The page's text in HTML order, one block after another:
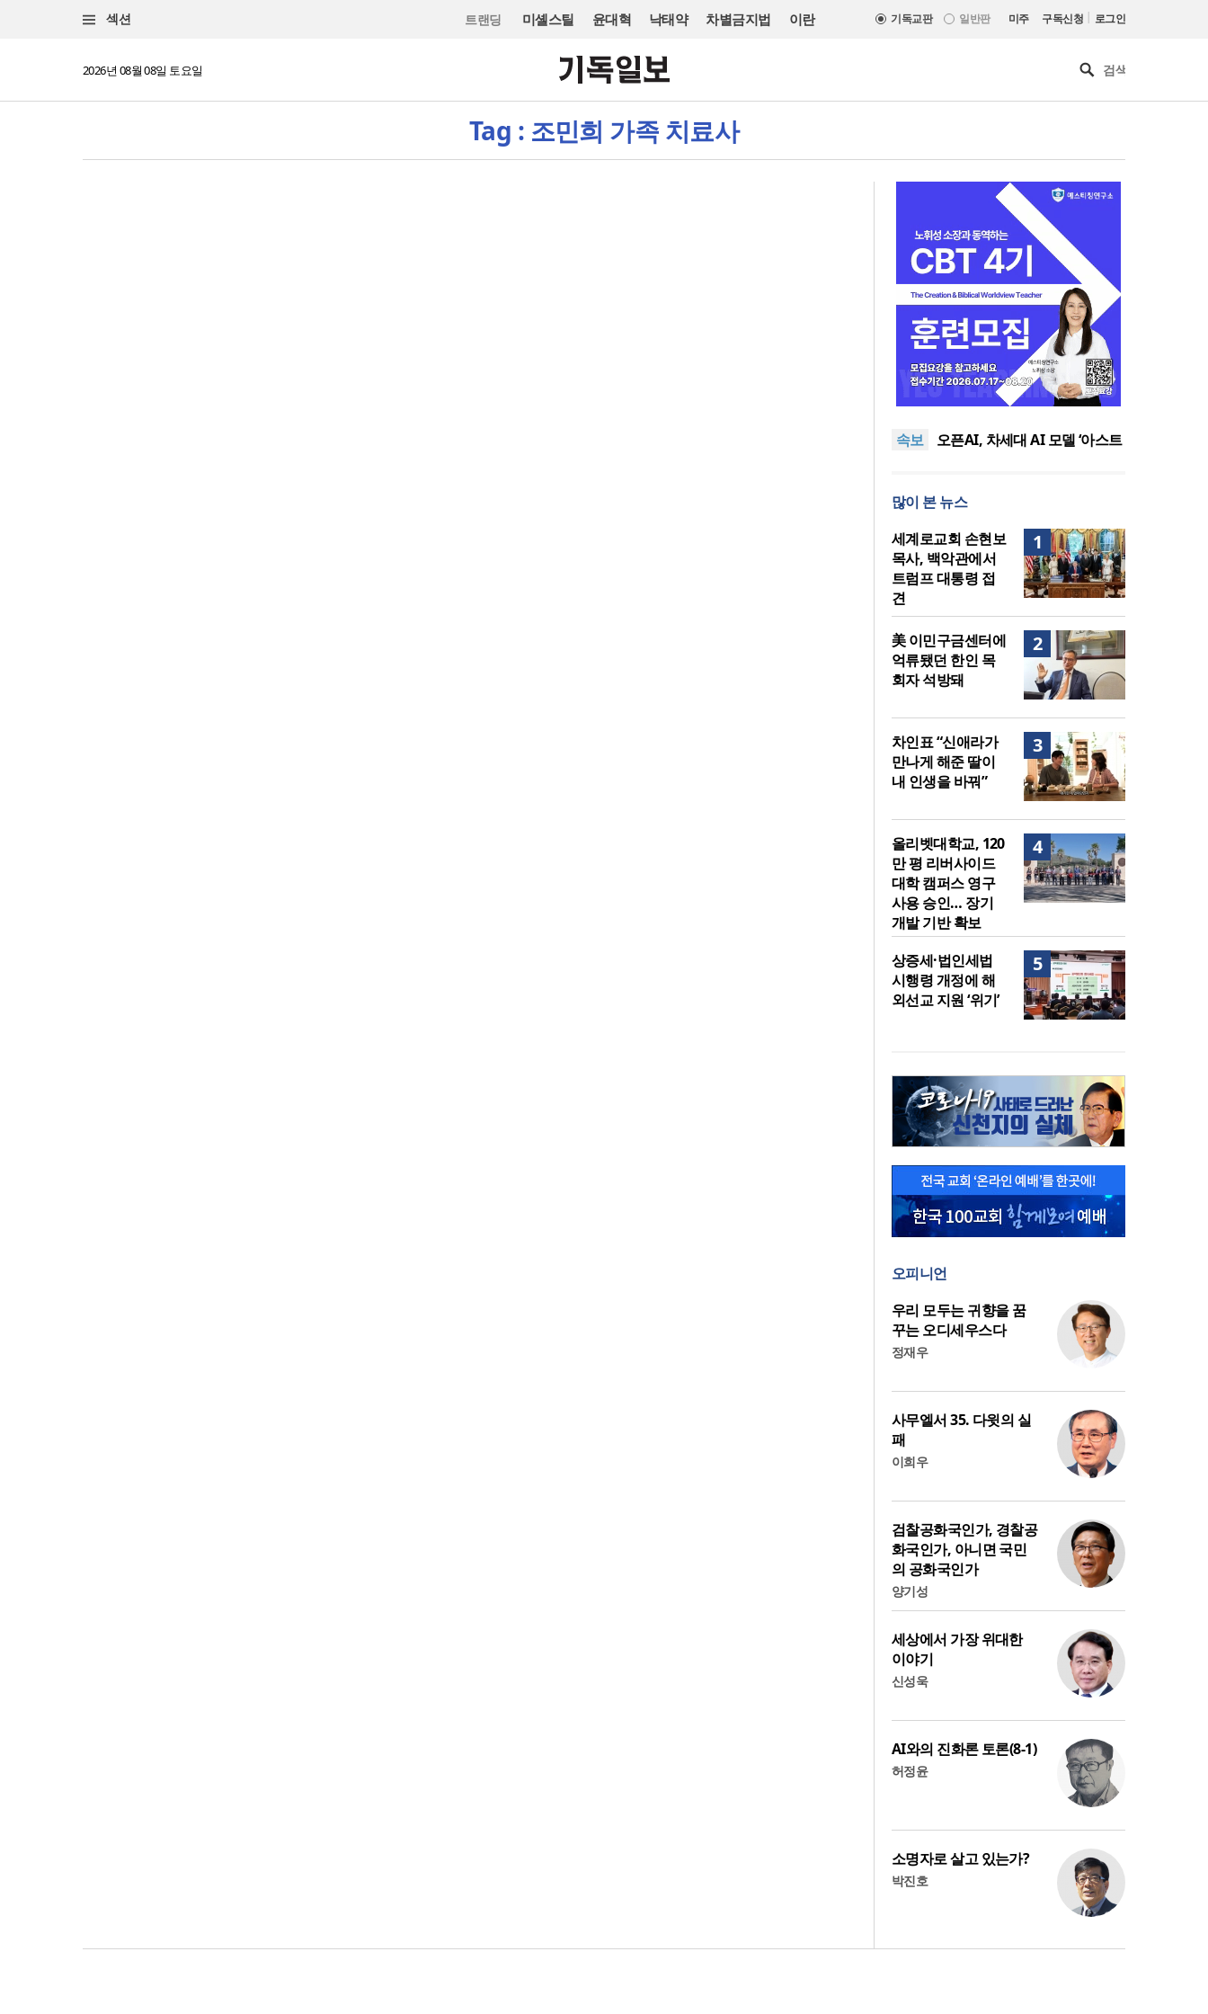
섹션 트랜딩 미셸스틸 윤대혁 낙태약 차별금지법 이란 기독교판 일반판 미주 구독신청 | 로그인
2026년 08월 08일 토요일
Tag : 조민희 가족 치료사
속보
기감 이대위, 감신대 도서관에
명… 전년 동기 대비 34.4% 감
오픈AI, 차세대 AI 모델 ‘아스트
찰 수사 11개월째
관측에 재차 반대… “미래세대
위한 국가적 자산”
기감 이대위, 감신대 도서관에
퀴어서적 ‘별도 부스’ 마련 조치
2026년 상반기 탈북민 입국 63
명… 전년 동기 대비 34.4% 감
소
많이 본 뉴스
1
세계로교회 손현보
목사, 백악관에서
트럼프 대통령 접
견
2
美 이민구금센터에
억류됐던 한인 목
회자 석방돼
3
차인표 “신애라가
만나게 해준 딸이
내 인생을 바꿔”
4
올리벳대학교, 120
만 평 리버사이드
대학 캠퍼스 영구
사용 승인… 장기
개발 기반 확보
5
상증세·법인세법
시행령 개정에 해
외선교 지원 ‘위기’
오피니언
우리 모두는 귀향을 꿈
꾸는 오디세우스다
정재우
사무엘서 35. 다윗의 실
패
이희우
검찰공화국인가, 경찰공
화국인가, 아니면 국민
의 공화국인가
양기성
세상에서 가장 위대한
이야기
신성욱
AI와의 진화론 토론(8-1)
허정윤
소명자로 살고 있는가?
박진호